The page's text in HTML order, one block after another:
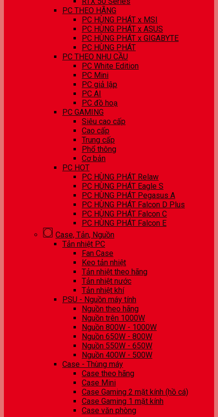
PC THEO HÃNG
PC HÙNG PHÁT x MSI
PC HÙNG PHÁT x ASUS
PC HÙNG PHÁT x GIGABYTE
PC HÙNG PHÁT
PC THEO NHU CẦU
PC White Edition
PC Mini
PC giả lập
PC AI
PC đồ hoạ
PC GAMING
Siêu cao cấp
Cao cấp
Trung cấp
Phổ thông
Cơ bản
PC HOT
PC HÙNG PHÁT Relaw
PC HÙNG PHÁT Eagle S
PC HÙNG PHÁT Pegasus A
PC HÙNG PHÁT Falcon D Plus
PC HÙNG PHÁT Falcon C
PC HÙNG PHÁT Falcon E
Case, Tản, Nguồn
Tản nhiệt PC
Fan Case
Keo tản nhiệt
Tản nhiệt theo hãng
Tản nhiệt nước
Tản nhiệt khí
PSU - Nguồn máy tính
Nguồn theo hãng
Nguồn trên 1000W
Nguồn 800W - 1000W
Nguồn 650W - 800W
Nguồn 550W - 650W
Nguồn 400W - 500W
Case - Thùng máy
Case theo hãng
Case Mini
Case Gaming 2 mặt kính (hồ cá)
Case Gaming 1 mặt kính
Case văn phòng